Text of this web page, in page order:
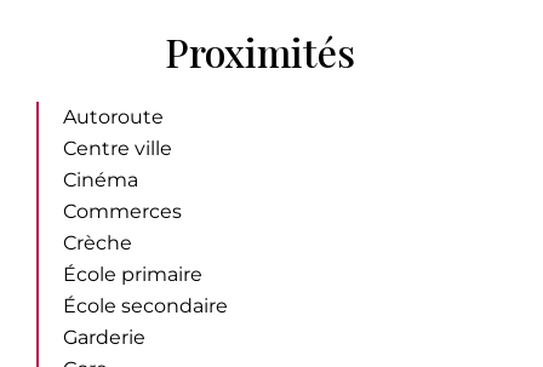
Proximités
Autoroute
Centre ville
Cinéma
Commerces
Crèche
École primaire
École secondaire
Garderie